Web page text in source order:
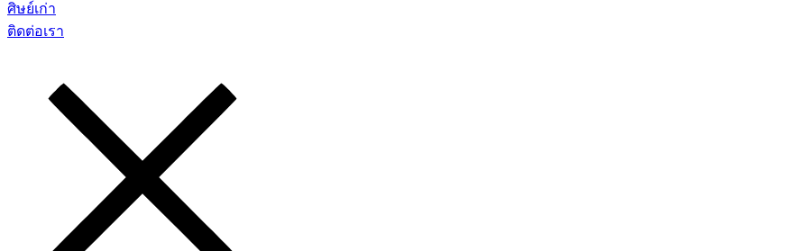
ศิษย์เก่า
ติดต่อเรา